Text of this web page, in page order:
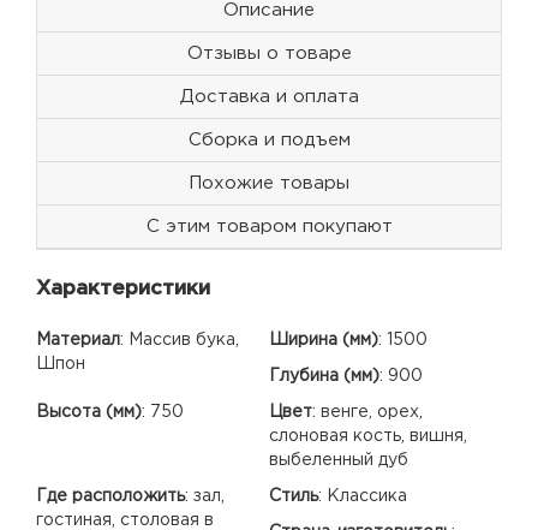
Описание
Отзывы о товаре
Доставка и оплата
Сборка и подъем
Похожие товары
С этим товаром покупают
Характеристики
Материал:
Массив бука,
Шпон
Ширина (мм): 1500
Глубина (мм): 900
Высота (мм): 750 Цвет: венге, орех,
слоновая кость, вишня,
выбеленный дуб
Где расположить: зал,
гостиная, столовая в
Стиль: Классика